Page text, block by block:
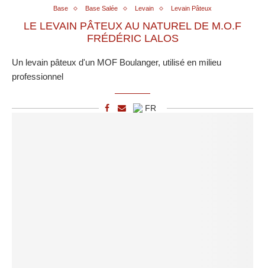
Base Base Salée Levain Levain Pâteux
LE LEVAIN PÂTEUX AU NATUREL DE M.O.F
FRÉDÉRIC LALOS
Un levain pâteux d'un MOF Boulanger, utilisé en milieu
professionnel
FR